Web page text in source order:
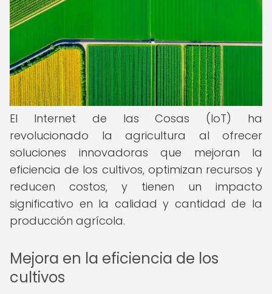
El Internet de las Cosas (IoT) ha
revolucionado la agricultura al ofrecer
soluciones innovadoras que mejoran la
eficiencia de los cultivos, optimizan recursos y
reducen costos, y tienen un impacto
significativo en la calidad y cantidad de la
producción agrícola.
Mejora en la eficiencia de los
cultivos